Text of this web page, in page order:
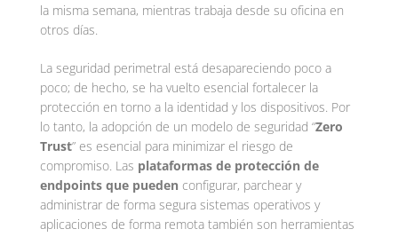
la misma semana, mientras trabaja desde su oficina en
otros días.
La seguridad perimetral está desapareciendo poco a
poco; de hecho, se ha vuelto esencial fortalecer la
protección en torno a la identidad y los dispositivos. Por
lo tanto, la adopción de un modelo de seguridad “Zero
Trust” es esencial para minimizar el riesgo de
compromiso. Las plataformas de protección de
endpoints que pueden configurar, parchear y
administrar de forma segura sistemas operativos y
aplicaciones de forma remota también son herramientas